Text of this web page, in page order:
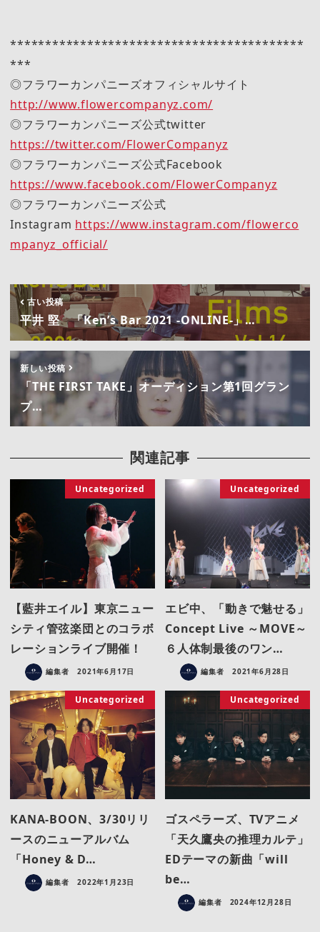
******************************************
***
◎フラワーカンパニーズオフィシャルサイト
http://www.flowercompanyz.com/
◎フラワーカンパニーズ公式twitter
https://twitter.com/FlowerCompanyz
◎フラワーカンパニーズ公式Facebook
https://www.facebook.com/FlowerCompanyz
◎フラワーカンパニーズ公式
Instagram https://www.instagram.com/flowerco
mpanyz_official/
古い投稿
平井 堅 「Ken’s Bar 2021 -ONLINE-」…
新しい投稿
「THE FIRST TAKE」オーディション第1回グラン
プ…
関連記事
Uncategorized
【藍井エイル】東京ニュー
シティ管弦楽団とのコラボ
レーションライブ開催！
編集者 2021年6月17日
Uncategorized
エビ中、「動きで魅せる」
Concept Live ～MOVE～
６人体制最後のワン…
編集者 2021年6月28日
Uncategorized
KANA-BOON、3/30リリ
ースのニューアルバム
「Honey & D…
編集者 2022年1月23日
Uncategorized
ゴスペラーズ、TVアニメ
「天久鷹央の推理カルテ」
EDテーマの新曲「will
be…
編集者 2024年12月28日